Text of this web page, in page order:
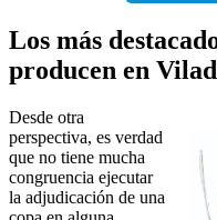
Los más
producen en
Desde otra
perspectiva, es verdad
que no tiene mucha
congruencia ejecutar
la adjudicación de una